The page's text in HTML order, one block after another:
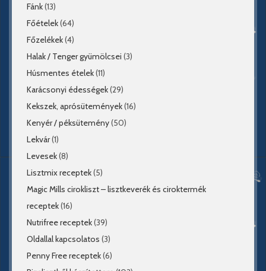
Fánk(13)
Főételek(64)
Főzelékek(4)
Halak / Tenger gyümölcsei (3)
Húsmentes ételek(11)
Karácsonyi édességek(29)
Kekszek, aprósütemények(16)
Kenyér / péksütemény(50)
Lekvár(1)
Levesek(8)
Lisztmix receptek(5)
Magic Mills cirokliszt – lisztkeverék és ciroktermék
receptek(16)
Nutrifree receptek(39)
Oldallal kapcsolatos (3)
Penny Free receptek(6)